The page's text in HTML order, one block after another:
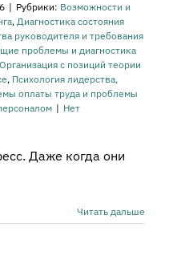
| Рубрики: Возможности и
, Диагностика состояния
руководителя и требования
проблемы и диагностика
Организация с позиций теории
, Психология лидерства,
оплаты труда и проблемы
| Нет
Даже когда они
Читать дальше